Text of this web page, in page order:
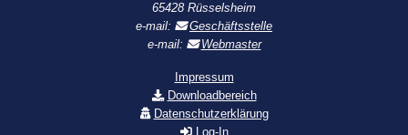
Impressum
Downloadbereich
Datenschutzerklärung
Log-In
65428 Rüsselsheim
e-mail:
Geschäftsstelle
e-mail:
Webmaster